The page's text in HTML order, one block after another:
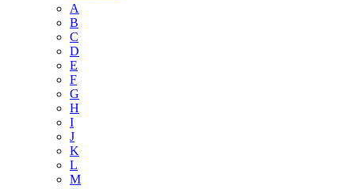
A
B
C
D
E
F
G
H
I
J
K
L
M